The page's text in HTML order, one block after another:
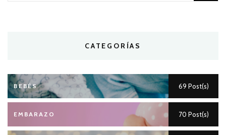
CATEGORÍAS
BEBÉS 69 Post(s)
EMBARAZO 70 Post(s)